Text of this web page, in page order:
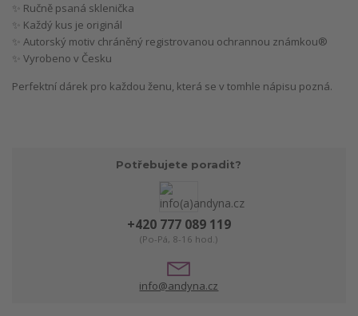
✨ Ručně psaná sklenička
✨ Každý kus je originál
✨ Autorský motiv chráněný registrovanou ochrannou známkou®
✨ Vyrobeno v Česku
Perfektní dárek pro každou ženu, která se v tomhle nápisu pozná.
Potřebujete poradit?
+420 777 089 119
(Po-Pá, 8-16 hod.)
info@andyna.cz